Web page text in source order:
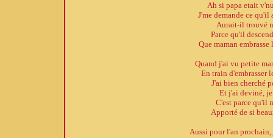
Ah si papa etait
J'me demande ce qu'il
Aurait-il trouvé
Parce qu'il
Que maman embrasse
Quand j'ai vu petite
En train d'embrasser
J'ai bien cherché
Et j'ai deviné,
C'est parce qu'il
Apporté de si
Aussi pour l'an